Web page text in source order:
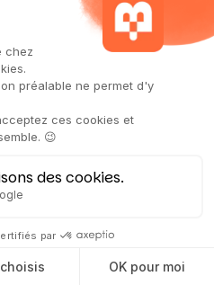
fenêtre de toit est créée,
obligatoire, quelle que
du plancher.
n'est généralement
m² qui n'apparaît pas
La trémie